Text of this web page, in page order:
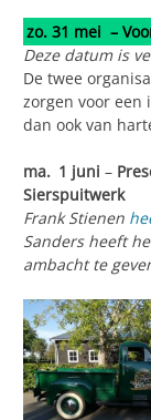
zo. 31 mei –
Deze datum is
De twee
zorgen voor een
dan ook van
ma. 1 juni –
Sierspuitwerk
Frank Stienen
Sanders heeft
ambacht te